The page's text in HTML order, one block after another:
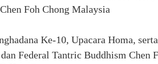
Foh Chong Malaysia
Ke-10, Upacara Homa,
Federal Tantric Buddhism Chen